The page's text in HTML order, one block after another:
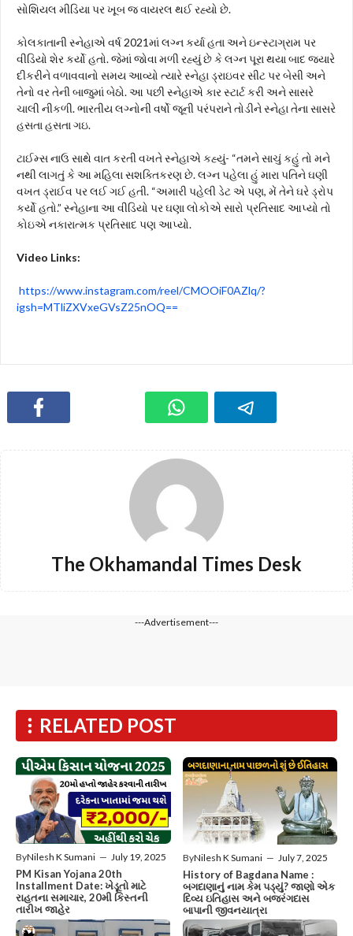
સોશિયલ મીડિયા પર ખૂબ જ વાયરલ થઈ રહ્યો છે.
કોલકાતાની સ્નેહાએ વર્ષ 2021માં લગ્ન કર્યા હતા અને ઇન્સ્ટાગ્રામ પર
વીડિયો શેર કર્યો હતો. જેમાં જોવા મળી રહ્યું છે કે લગ્ન પૂરા થયા બાદ જ્યારે
દીકરીને વળાવવાનો સમય આવ્યો ત્યારે સ્નેહા ડ્રાઇવર સીટ પર બેસી અને
તેનો વર તેની બાજુમાં બેઠો. આ પછી સ્નેહાએ કાર સ્ટાર્ટ કરી અને સાસરે
ચાલી નીકળી. ભારતીય લગ્નોની વર્ષો જૂની પરંપરાને તોડીને સ્નેહા તેના સાસરે
હસતા હસતા ગઇ.
ટાઈમ્સ નાઉ સાથે વાત કરતી વખતે સ્નેહાએ કહ્યું- “તમને સાચું કહું તો મને
નથી લાગતું કે આ મહિલા સશક્તિકરણ છે. લગ્ન પહેલા હું મારા પતિને ઘણી
વખત ડ્રાઈવ પર લઈ ગઈ હતી. “અમારી પહેલી ડેટ એ પણ, મેં તેને ઘરે ડ્રોપ
કર્યો હતો.” સ્નેહાના આ વીડિયો પર ઘણા લોકોએ સારો પ્રતિસાદ આપ્યો તો
કોઇએ નકારાત્મક પ્રતિસાદ પણ આપ્યો.
Video Links:
https://www.instagram.com/reel/CMOOiF0AZlq/?
igsh=MTliZXVxeGVsZ25nOQ==
The Okhamandal Times Desk
---Advertisement---
RELATED POST
ByNilesh K Sumani — July 19, 2025
PM Kisan Yojana 20th
Installment Date: ખેડૂતો માટે
રાહતના સમાચાર, 20મી કિસ્તની
તારીખ જાહેર
ByNilesh K Sumani — July 7, 2025
History of Bagdana Name :
બગદાણાનું નામ કેમ પડ્યું? જાણો એક
દિવ્ય ઇતિહાસ અને બજરંગદાસ
બાપાની જીવનયાત્રા